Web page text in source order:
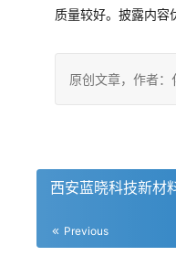
质量较好。披露内容
原创文章，作者
西安蓝晓科技新材
Previous